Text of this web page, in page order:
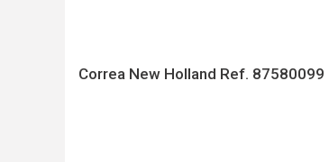
Correa New Holland Ref. 87580099